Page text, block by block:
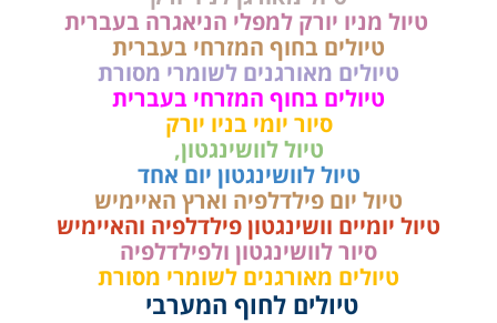
טיול מניו יורק למפלי הניאגרה בעברית
טיולים בחוף המזרחי בעברית
טיולים מאורגנים לשומרי מסורת
טיולים בחוף המזרחי בעברית
טיול יום פילדלפיה וארץ האיימיש
טיול לוושינגטון יום אחד
טיול לוושינגטון,
טיולים מאורגנים לשומרי מסורת
סיור לוושינגטון ולפילדלפיה
טיול יומיים וושינגטון פילדלפיה והאיימיש
סיור יומי בניו יורק
טיולים לחוף המערבי